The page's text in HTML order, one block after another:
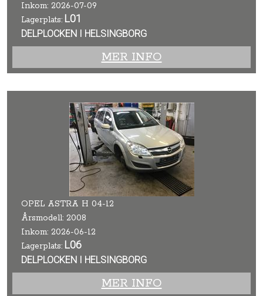
Inkom: 2026-07-09
Lagerplats: L01
DELPLOCKEN I HELSINGBORG
MER INFO
OPEL ASTRA H 04-12
Årsmodell: 2008
Inkom: 2026-06-12
Lagerplats: L06
DELPLOCKEN I HELSINGBORG
MER INFO